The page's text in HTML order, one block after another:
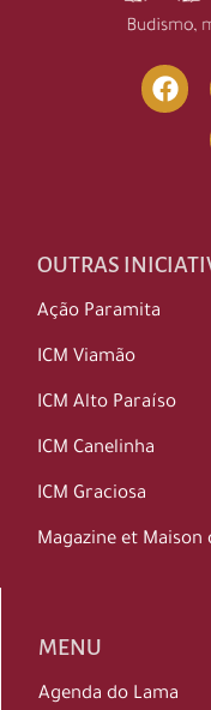
OUTRAS
Ação Paramita
ICM Viamão
ICM Alto Paraíso
ICM Canelinha
ICM Graciosa
Magazine et Maison
MENU
Agenda do Lama